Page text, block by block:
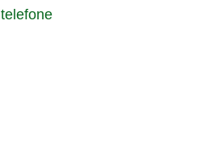
telefone